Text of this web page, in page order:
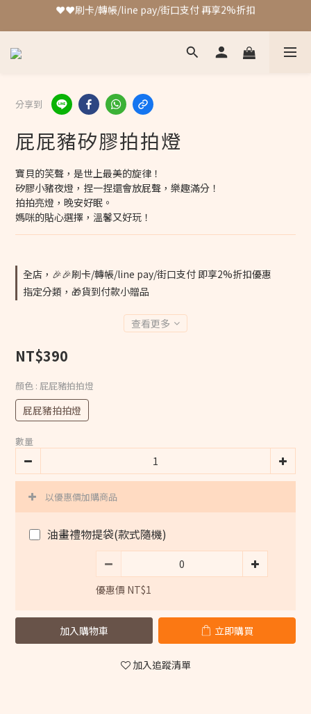
❤️❤️刷卡/轉帳/line pay/街口支付 再享2%折扣
加入會員 最高可獲得4%回饋!!
❤️❤️刷卡/轉帳/line pay/街口支付 再享2%折扣
分享到
屁屁豬矽膠拍拍燈
寶貝的笑聲，是世上最美的旋律！
矽膠小豬夜燈，捏一捏還會放屁聲，樂趣滿分！
拍拍亮燈，晚安好眠。
媽咪的貼心選擇，溫馨又好玩！
全店，🎉🎉刷卡/轉帳/line pay/街口支付 即享2%折扣優惠
指定分類，🎁貨到付款小贈品
查看更多
NT$390
顏色 : 屁屁豬拍拍燈
屁屁豬拍拍燈
數量
以優惠價加購商品
油畫禮物提袋(款式隨機)
優惠價 NT$1
加入購物車 立即購買
加入追蹤清單